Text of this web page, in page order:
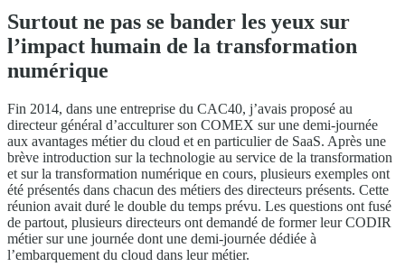
Surtout ne pas se bander les yeux sur
l’impact humain de la transformation
numérique
Fin 2014, dans une entreprise du CAC40, j’avais proposé au
directeur général d’acculturer son COMEX sur une demi-journée
aux avantages métier du cloud et en particulier de SaaS. Après une
brève introduction sur la technologie au service de la transformation
et sur la transformation numérique en cours, plusieurs exemples ont
été présentés dans chacun des métiers des directeurs présents. Cette
réunion avait duré le double du temps prévu. Les questions ont fusé
de partout, plusieurs directeurs ont demandé de former leur CODIR
métier sur une journée dont une demi-journée dédiée à
l’embarquement du cloud dans leur métier.